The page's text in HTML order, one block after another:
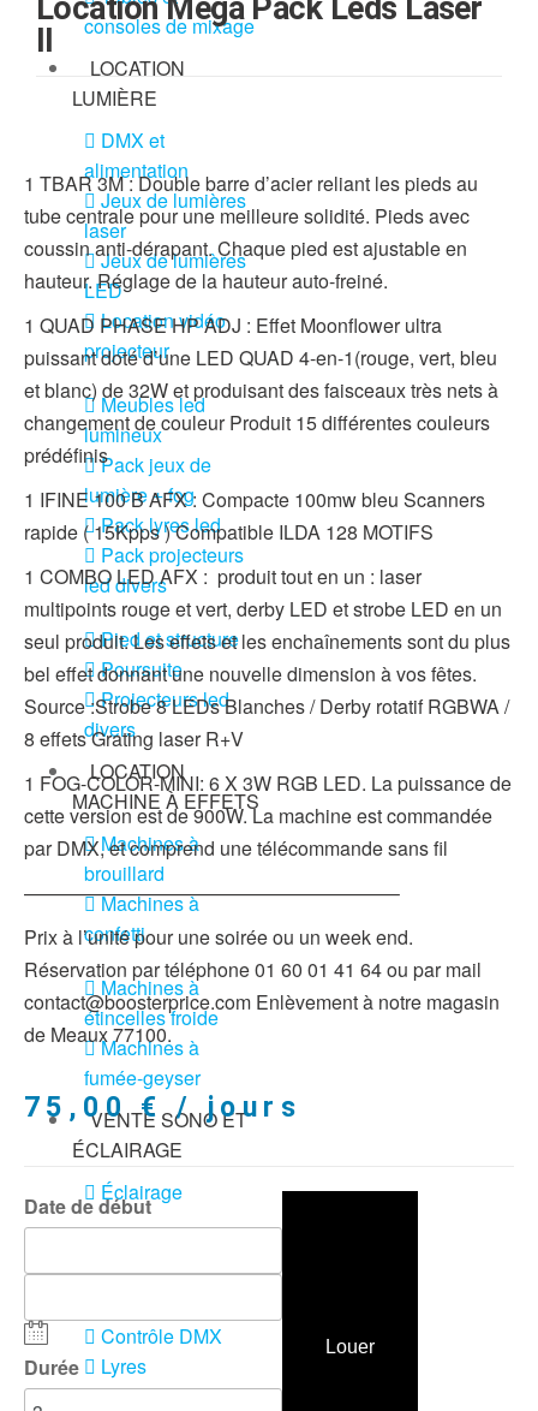
consoles de mixage
LOCATION
LUMIÈRE
DMX et
alimentation
Jeux de lumières
laser
Jeux de lumières
LED
Location vidéo
projecteur
Meubles led
lumineux
Pack jeux de
lumière + fog
Pack lyres led
Pack projecteurs
led divers
Pied et structure
Poursuite
Projecteurs led
divers
LOCATION
MACHINE À EFFETS
Machines à
brouillard
Machines à
confetti
Machines à
étincelles froide
Machines à
fumée-geyser
VENTE SONO ET
ÉCLAIRAGE
Éclairage
Accessoires
Contrôle DMX
Lyres
Machines à effets
Location Mega Pack Leds Laser
II
1 TBAR 3M : Double barre d’acier reliant les pieds au
tube centrale pour une meilleure solidité. Pieds avec
coussin anti-dérapant. Chaque pied est ajustable en
hauteur. Réglage de la hauteur auto-freiné.
1 QUAD PHASE HP ADJ : Effet Moonflower ultra
puissant doté d’une LED QUAD 4-en-1(rouge, vert, bleu
et blanc) de 32W et produisant des faisceaux très nets à
changement de couleur Produit 15 différentes couleurs
prédéfinis
1 IFINE 100 B AFX : Compacte 100mw bleu Scanners
rapide ( 15Kpps ) Compatible ILDA 128 MOTIFS
1 COMBO LED AFX : produit tout en un : laser
multipoints rouge et vert, derby LED et strobe LED en un
seul produit. Les effets et les enchaînements sont du plus
bel effet donnant une nouvelle dimension à vos fêtes.
Source :Strobe 8 LEDs Blanches / Derby rotatif RGBWA /
8 effets Grating laser R+V
1 FOG-COLOR-MINI: 6 X 3W RGB LED. La puissance de
cette version est de 900W. La machine est commandée
par DMX, et comprend une télécommande sans fil
———————————————————–
Prix à l’unité pour une soirée ou un week end.
Réservation par téléphone 01 60 01 41 64 ou par mail
contact@boosterprice.com Enlèvement à notre magasin
de Meaux 77100.
75,00€/ jours
Date de début
Durée
Louer